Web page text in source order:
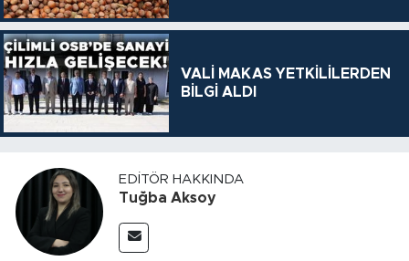
VALİ MAKAS YETKİLİLERDEN
BİLGİ ALDI
EDITÖR HAKKINDA
Tuğba Aksoy